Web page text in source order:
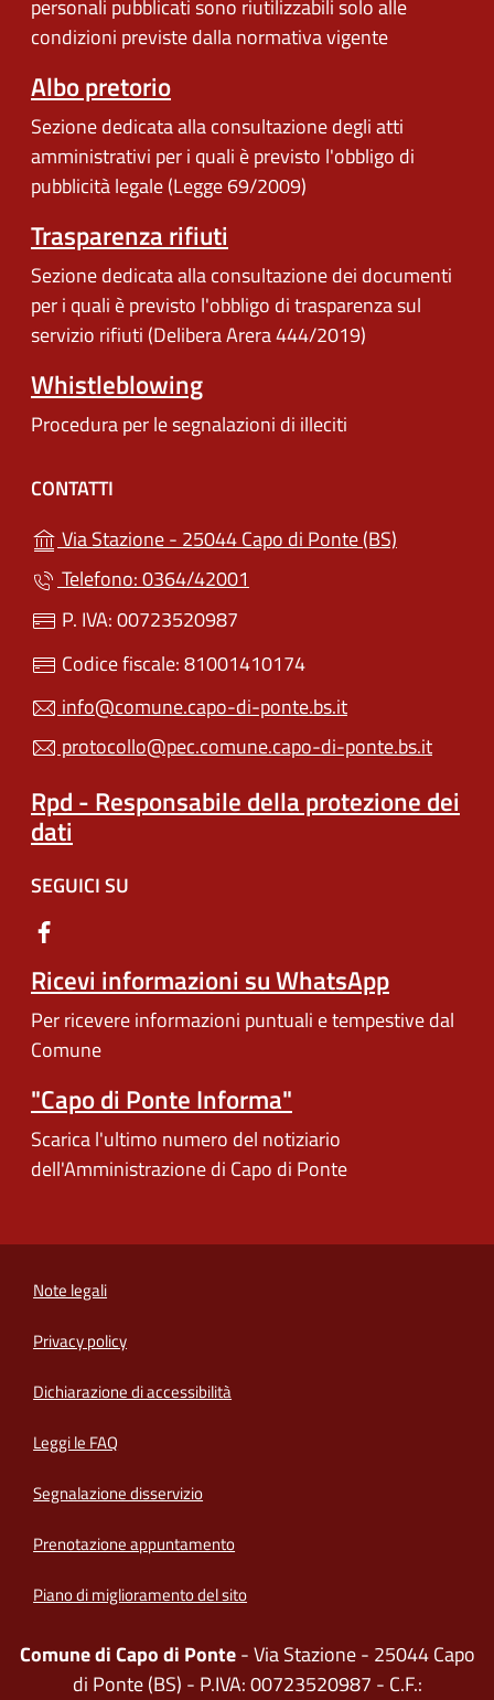
personali pubblicati sono riutilizzabili solo alle
condizioni previste dalla normativa vigente
Albo pretorio
Sezione dedicata alla consultazione degli atti
amministrativi per i quali è previsto l'obbligo di
pubblicità legale (Legge 69/2009)
Trasparenza rifiuti
Sezione dedicata alla consultazione dei documenti
per i quali è previsto l'obbligo di trasparenza sul
servizio rifiuti (Delibera Arera 444/2019)
Whistleblowing
Procedura per le segnalazioni di illeciti
CONTATTI
Via Stazione - 25044 Capo di Ponte (BS)
Telefono: 0364/42001
P. IVA: 00723520987
Codice fiscale: 81001410174
info@comune.capo-di-ponte.bs.it
protocollo@pec.comune.capo-di-ponte.bs.it
Rpd - Responsabile della protezione dei
dati
SEGUICI SU
Ricevi informazioni su WhatsApp
Per ricevere informazioni puntuali e tempestive dal
Comune
"Capo di Ponte Informa"
Scarica l'ultimo numero del notiziario
dell'Amministrazione di Capo di Ponte
Note legali
Privacy policy
Dichiarazione di accessibilità
Leggi le FAQ
Segnalazione disservizio
Prenotazione appuntamento
Piano di miglioramento del sito
Comune di Capo di Ponte- Via Stazione - 25044 Capo
di Ponte (BS) - P.IVA: 00723520987 - C.F.: